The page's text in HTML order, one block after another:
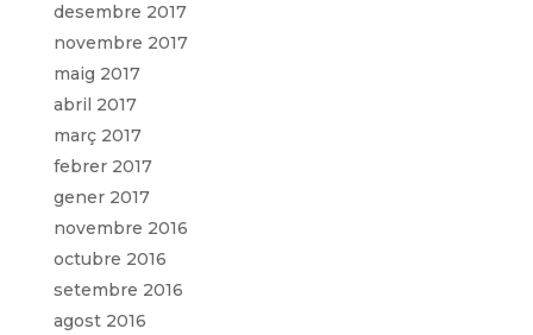
desembre 2017
novembre 2017
maig 2017
abril 2017
març 2017
febrer 2017
gener 2017
novembre 2016
octubre 2016
setembre 2016
agost 2016